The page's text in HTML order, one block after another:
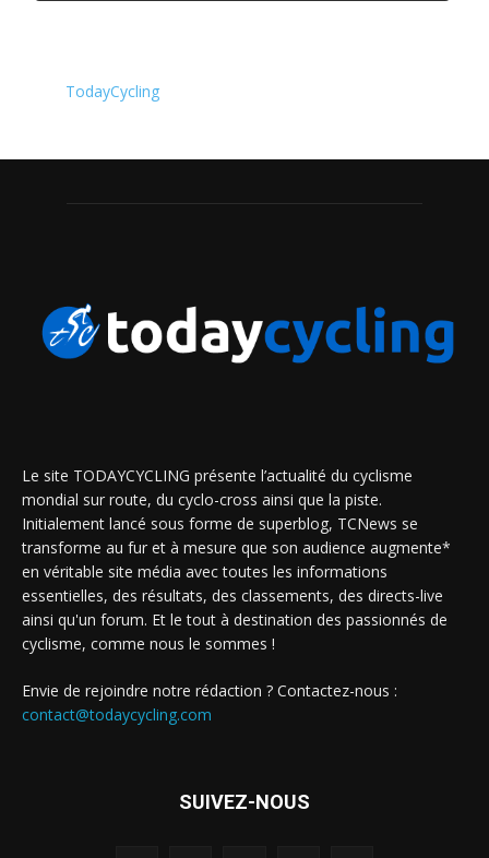
TodayCycling
Le site TODAYCYCLING présente l’actualité du cyclisme
mondial sur route, du cyclo-cross ainsi que la piste.
Initialement lancé sous forme de superblog, TCNews se
transforme au fur et à mesure que son audience augmente*
en véritable site média avec toutes les informations
essentielles, des résultats, des classements, des directs-live
ainsi qu'un forum. Et le tout à destination des passionnés de
cyclisme, comme nous le sommes !
Envie de rejoindre notre rédaction ? Contactez-nous :
contact@todaycycling.com
SUIVEZ-NOUS